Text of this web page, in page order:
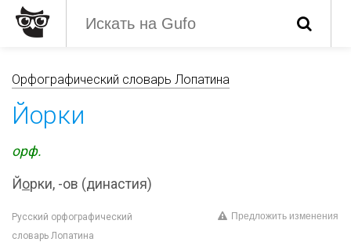
Орфографический словарь Лопатина
Йорки
орф.
Й орки, -ов (династия)
Русский орфографический
словарь Лопатина
Предложить изменения